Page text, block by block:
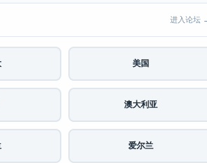
进入论坛
美国
澳大利亚
爱尔兰